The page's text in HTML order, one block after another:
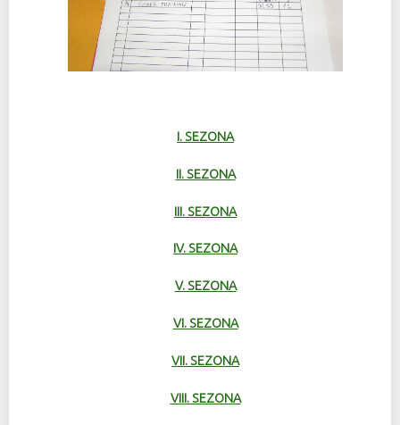
I. SEZONA
II. SEZONA
III. SEZONA
IV. SEZONA
V. SEZONA
VI. SEZONA
VII. SEZONA
VIII. SEZONA